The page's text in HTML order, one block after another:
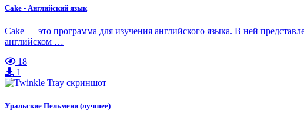
Cake - Английский язык
Cake — это программа для изучения английского языка. В ней
английском …
18
1
Уральские Пельмени (лучшее)